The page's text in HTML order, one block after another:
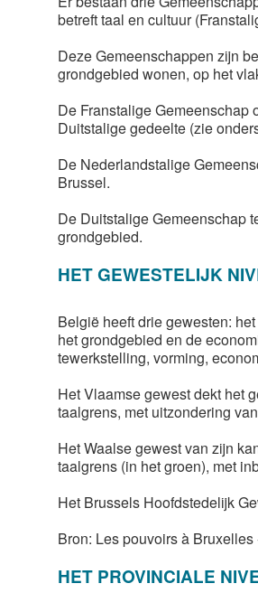
betreft taal en cultuur
Deze Gemeenschappen zijn
grondgebied wonen, op het
De Franstalige Gemeenschap
Duitstalige gedeelte (zie
De Nederlandstalige
Brussel.
De Duitstalige Gemeenschap
grondgebied.
HET GEWESTELIJK
België heeft drie gewesten:
het grondgebied en de
tewerkstelling, vorming,
Het Vlaamse gewest dekt het
taalgrens, met uitzondering
Het Waalse gewest van zijn
taalgrens (in het groen), met
Het Brussels Hoofdstedelijk
Bron: Les pouvoirs à
HET PROVINCIALE